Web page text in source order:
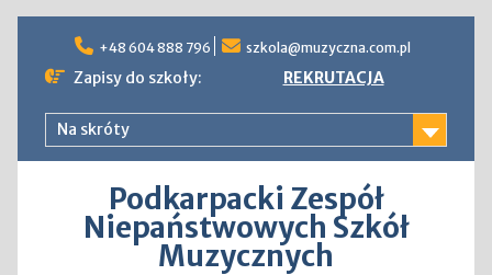
content
+48 604 888 796 szkola@muzyczna.com.pl
Zapisy do szkoły: REKRUTACJA
Na skróty
Podkarpacki Zespół
Niepaństwowych Szkół
Muzycznych